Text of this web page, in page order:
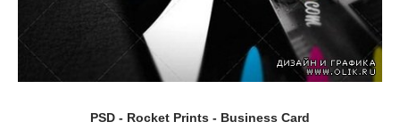
PSD - Rocket Prints - Business Card